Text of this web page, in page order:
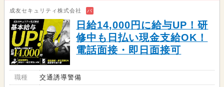
成友セキュリティ株式会社 バ
日給14,000円に給与UP！研
修中も日払い現金支給OK！
電話面接・即日面接可
職種 交通誘導警備